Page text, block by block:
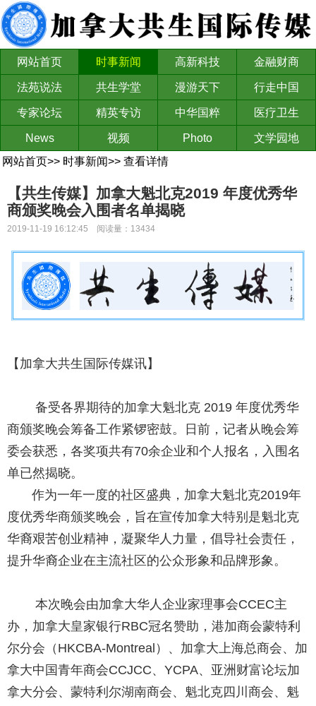
网站首页 时事新闻 高新科技 金融财商
法苑说法 共生学堂 漫游天下 行走中国
专家论坛 精英专访 中华国粹 医疗卫生
News 视频 Photo
文学园地
网站首页>> 时事新闻>> 查看详情
【共生传媒】加拿大魁北克2019 年度优秀华
商颁奖晚会入围者名单揭晓
2019-11-19 16:12:45 阅读量：13434
【加拿大共生国际传媒讯】
备受各界期待的加拿大魁北克 2019 年度优秀华
商颁奖晚会筹备工作紧锣密鼓。日前，记者从晚会筹
委会获悉，各奖项共有70余企业和个人报名，入围名
单已然揭晓。
作为一年一度的社区盛典，加拿大魁北克2019年
度优秀华商颁奖晚会，旨在宣传加拿大特别是魁北克
华裔艰苦创业精神，凝聚华人力量，倡导社会责任，
提升华裔企业在主流社区的公众形象和品牌形象。
本次晚会由加拿大华人企业家理事会CCEC主
办，加拿大皇家银行RBC冠名赞助，港加商会蒙特利
尔分会（HKCBA-Montreal）、加拿大上海总商会、加
拿大中国青年商会CCJCC、YCPA、亚洲财富论坛加
拿大分会、蒙特利尔湖南商会、魁北克四川商会、魁